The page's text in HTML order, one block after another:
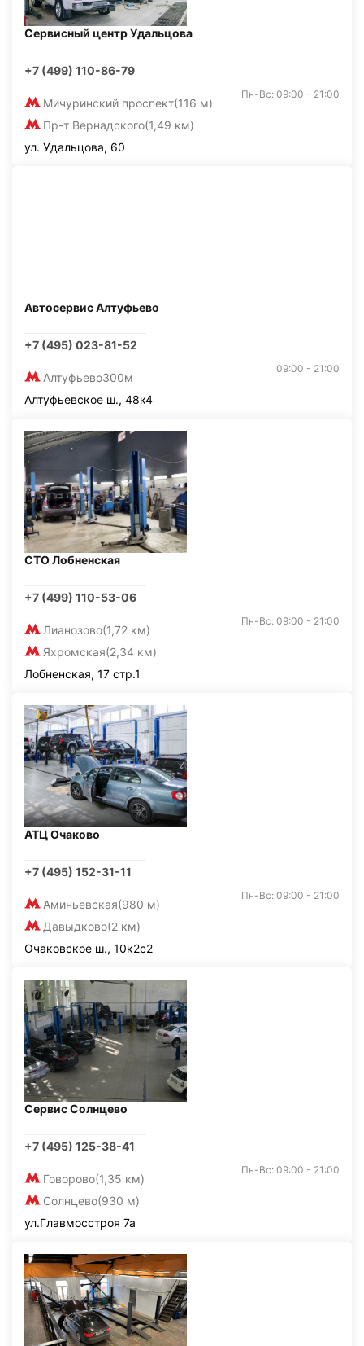
Сервисный центр Удальцова
+7 (499) 110-86-79
Мичуринский проспект(116 м)
Пр-т Вернадского(1,49 км)
Пн-Вс: 09:00 - 21:00
ул. Удальцова, 60
Автосервис Алтуфьево
+7 (495) 023-81-52
Алтуфьево300м
09:00 - 21:00
Алтуфьевское ш., 48к4
СТО Лобненская
+7 (499) 110-53-06
Лианозово(1,72 км)
Яхромская(2,34 км)
Пн-Вс: 09:00 - 21:00
Лобненская, 17 стр.1
АТЦ Очаково
+7 (495) 152-31-11
Аминьевская(980 м)
Давыдково(2 км)
Пн-Вс: 09:00 - 21:00
Очаковское ш., 10к2с2
Сервис Солнцево
+7 (495) 125-38-41
Говорово(1,35 км)
Солнцево(930 м)
Пн-Вс: 09:00 - 21:00
ул.Главмосстроя 7а